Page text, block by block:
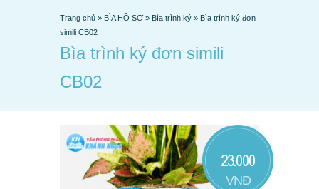
Trang chủ » BÌA HỒ SƠ » Bìa trình ký » Bìa trình ký đơn
simili CB02
Bìa trình ký đơn simili
CB02
23.000
VNĐ